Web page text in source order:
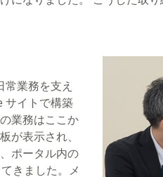
業務を支え
サイトで構築
業務はここか
が表示され、
ポータル内の
きました。メ